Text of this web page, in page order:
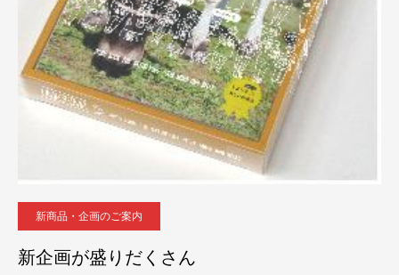
新商品・企画のご案内
新企画が盛りだくさん